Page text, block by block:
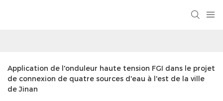
Application de l'onduleur haute tension FGI dans le projet
de connexion de quatre sources d'eau à l'est de la ville
de Jinan